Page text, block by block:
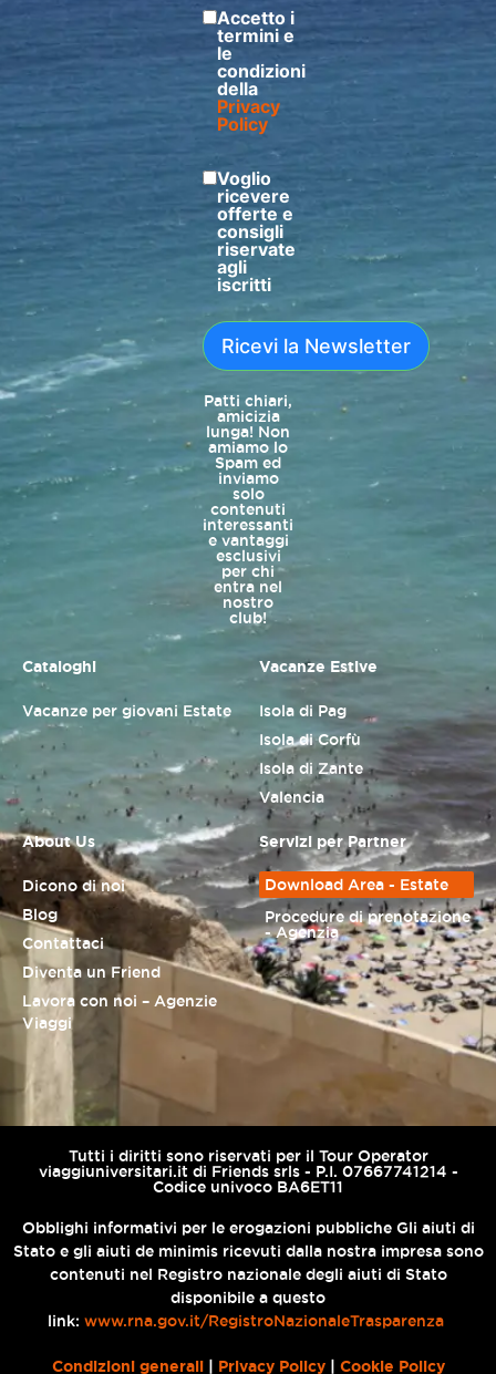
Accetto i
termini e
le
condizioni
della
Privacy
Policy
Voglio
ricevere
offerte e
consigli
riservate
agli
iscritti
Ricevi la Newsletter
Patti chiari,
amicizia
lunga! Non
amiamo lo
Spam ed
inviamo
solo
contenuti
interessanti
e vantaggi
esclusivi
per chi
entra nel
nostro
club!
Cataloghi
Vacanze per giovani Estate
Vacanze Estive
Isola di Pag
Isola di Corfù
Isola di Zante
Valencia
About Us
Dicono di noi
Blog
Contattaci
Diventa un Friend
Lavora con noi – Agenzie
Viaggi
Servizi per Partner
Download Area - Estate
Procedure di prenotazione
- Agenzia
Tutti i diritti sono riservati per il Tour Operator
viaggiuniversitari.it di Friends srls - P.I. 07667741214 -
Codice univoco BA6ET11
Obblighi informativi per le erogazioni pubbliche Gli aiuti di
Stato e gli aiuti de minimis ricevuti dalla nostra impresa sono
contenuti nel Registro nazionale degli aiuti di Stato
disponibile a questo
link: www.rna.gov.it/RegistroNazionaleTrasparenza
Condizioni generali| Privacy Policy| Cookie Policy